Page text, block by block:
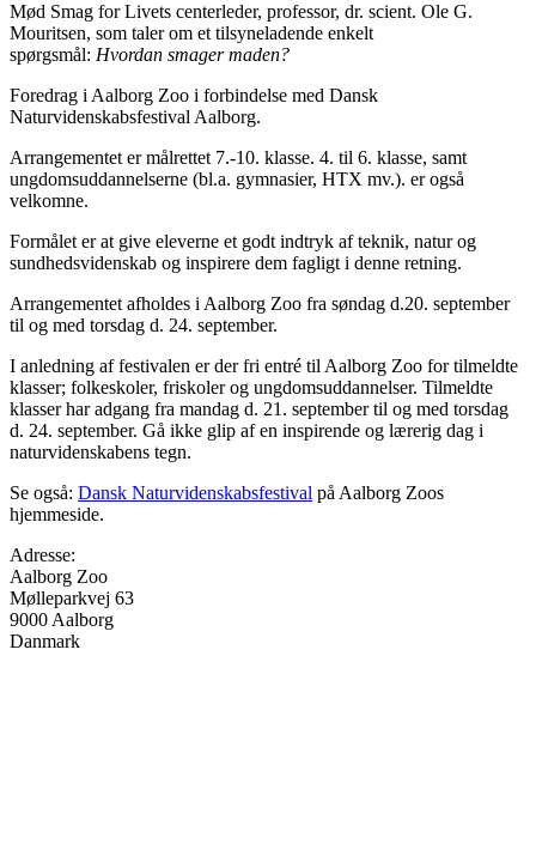
Mød Smag for Livets centerleder, professor, dr. scient. Ole G.
Mouritsen, som taler om et tilsyneladende enkelt
spørgsmål: Hvordan smager maden?
Foredrag i Aalborg Zoo i forbindelse med Dansk
Naturvidenskabsfestival Aalborg.
Arrangementet er målrettet 7.-10. klasse. 4. til 6. klasse, samt
ungdomsuddannelserne (bl.a. gymnasier, HTX mv.). er også
velkomne.
Formålet er at give eleverne et godt indtryk af teknik, natur og
sundhedsvidenskab og inspirere dem fagligt i denne retning.
Arrangementet afholdes i Aalborg Zoo fra søndag d.20. september
til og med torsdag d. 24. september.
I anledning af festivalen er der fri entré til Aalborg Zoo for tilmeldte
klasser; folkeskoler, friskoler og ungdomsuddannelser. Tilmeldte
klasser har adgang fra mandag d. 21. september til og med torsdag
d. 24. september. Gå ikke glip af en inspirende og lærerig dag i
naturvidenskabens tegn.
Se også: Dansk Naturvidenskabsfestival på Aalborg Zoos
hjemmeside.
Adresse:
Aalborg Zoo
Mølleparkvej 63
9000 Aalborg
Danmark